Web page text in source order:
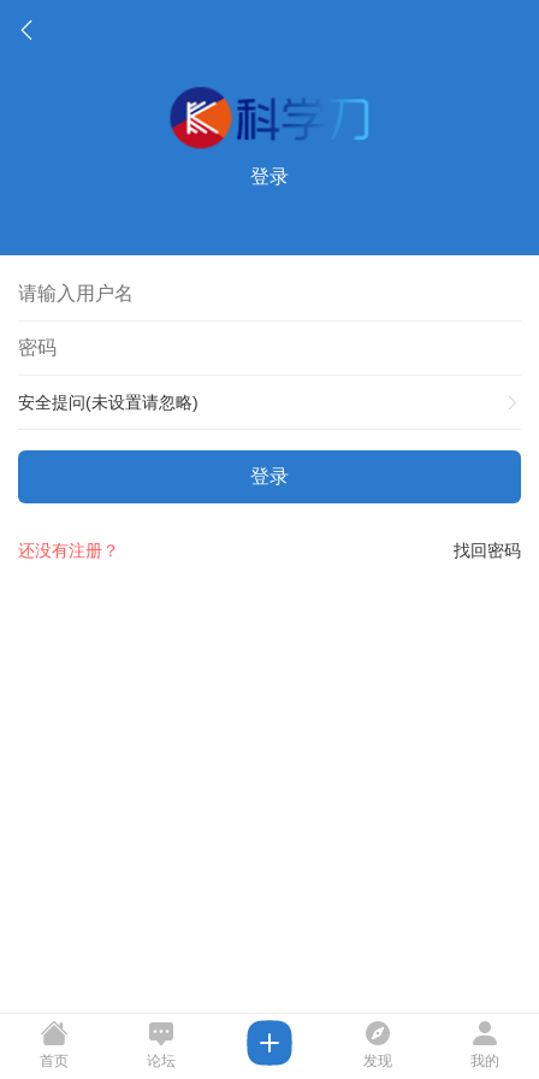
登录
安全提问(未设置请忽略)
登录
找回密码
还没有注册？
首页 论坛 发现 我的